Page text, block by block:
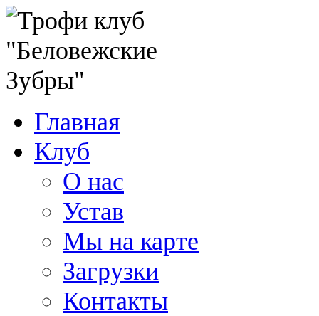
Главная
Клуб
О нас
Устав
Мы на карте
Загрузки
Контакты